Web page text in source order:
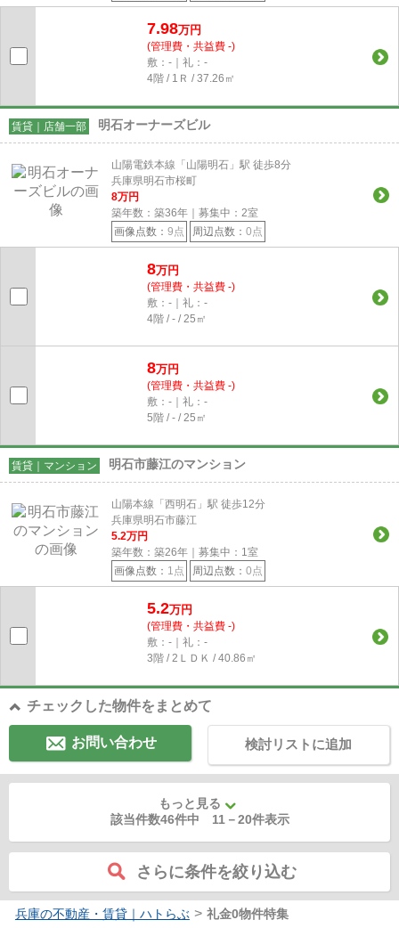
7.98万円
(管理費・共益費 -)
敷：-｜礼：-
4階 / 1Ｒ / 37.26㎡
賃貸｜店舗一部 明石オーナーズビル
山陽電鉄本線「山陽明石」駅 徒歩8分
兵庫県明石市桜町
8万円
築年数：築36年｜募集中： 2室
画像点数： 9点 周辺点数： 0点
8万円
(管理費・共益費 -)
敷：-｜礼：-
4階 / - / 25㎡
8万円
(管理費・共益費 -)
敷：-｜礼：-
5階 / - / 25㎡
賃貸｜マンション 明石市藤江のマンション
山陽本線「西明石」駅 徒歩12分
兵庫県明石市藤江
5.2万円
築年数：築26年｜募集中： 1室
画像点数： 1点 周辺点数： 0点
5.2万円
(管理費・共益費 -)
敷：-｜礼：-
3階 / 2ＬＤＫ / 40.86㎡
チェックした物件をまとめて
お問い合わせ 検討リストに追加
もっと見る
該当件数46件中 11 －20件表示
さらに条件を絞り込む
兵庫の不動産・賃貸｜ハトらぶ > 礼金0物件特集